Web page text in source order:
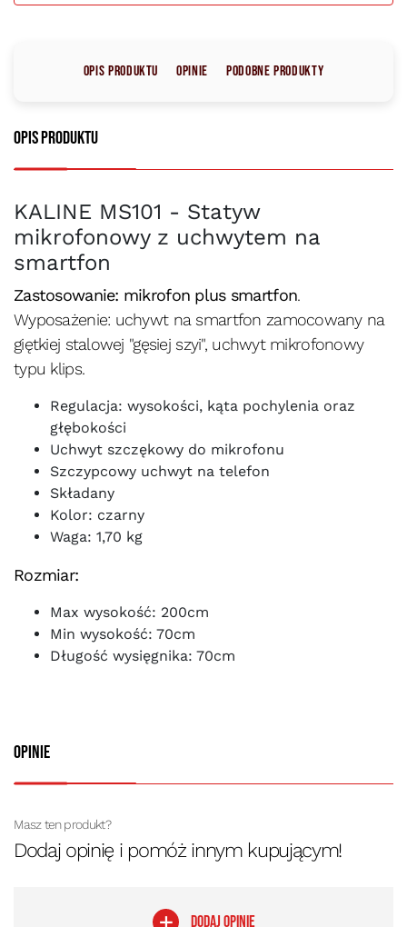
Opis produktu Opinie Podobne produkty
Opinie
Masz ten produkt?
Dodaj opinię i pomóż innym kupującym!
DODAJ OPINIĘ
Opis produktu
KALINE MS101 - Statyw
mikrofonowy z uchwytem na
smartfon
Zastosowanie: mikrofon plus smartfon.
Wyposażenie: uchywt na smartfon zamocowany na
giętkiej stalowej "gęsiej szyi", uchwyt mikrofonowy
typu klips.
Regulacja: wysokości, kąta pochylenia oraz
głębokości
Uchwyt szczękowy do mikrofonu
Szczypcowy uchwyt na telefon
Składany
Kolor: czarny
Waga: 1,70 kg
Rozmiar:
Max wysokość: 200cm
Min wysokość: 70cm
Długość wysięgnika: 70cm